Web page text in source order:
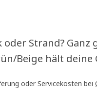
Strand? Ganz
Beige hält
oder Servicekosten bei